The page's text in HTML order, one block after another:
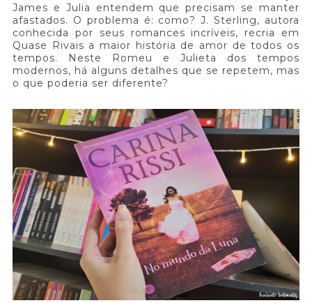
James e Julia entendem que precisam se manter
afastados. O problema é: como? J. Sterling, autora
conhecida por seus romances incríveis, recria em
Quase Rivais a maior história de amor de todos os
tempos. Neste Romeu e Julieta dos tempos
modernos, há alguns detalhes que se repetem, mas
o que poderia ser diferente?